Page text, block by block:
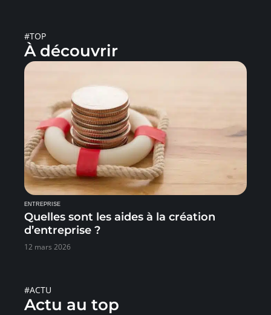
#TOP
À découvrir
ENTREPRISE
Quelles sont les aides à la création
d’entreprise ?
12 mars 2026
#ACTU
Actu au top